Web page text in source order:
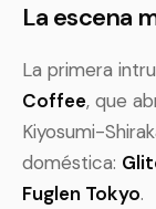
La escena
La primera
Coffee, que
Kiyosumi-
doméstica:
Fuglen Tokyo.